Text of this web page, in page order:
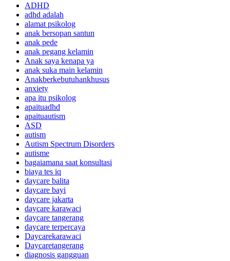
ADHD
adhd adalah
alamat psikolog
anak bersopan santun
anak pede
anak pegang kelamin
Anak saya kenapa ya
anak suka main kelamin
Anakberkebutuhankhusus
anxiety
apa itu psikolog
apaituadhd
apaituautism
ASD
autism
Autism Spectrum Disorders
autisme
bagaiamana saat konsultasi
biaya tes iq
daycare balita
daycare bayi
daycare jakarta
daycare karawaci
daycare tangerang
daycare terpercaya
Daycarekarawaci
Daycaretangerang
diagnosis gangguan